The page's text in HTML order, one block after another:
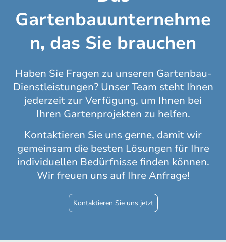
Gartenbauunternehme
n, das Sie brauchen
Haben Sie Fragen zu unseren Gartenbau-
Dienstleistungen? Unser Team steht Ihnen
jederzeit zur Verfügung, um Ihnen bei
Ihren Gartenprojekten zu helfen.
Kontaktieren Sie uns gerne, damit wir
gemeinsam die besten Lösungen für Ihre
individuellen Bedürfnisse finden können.
Wir freuen uns auf Ihre Anfrage!
Kontaktieren Sie uns jetzt